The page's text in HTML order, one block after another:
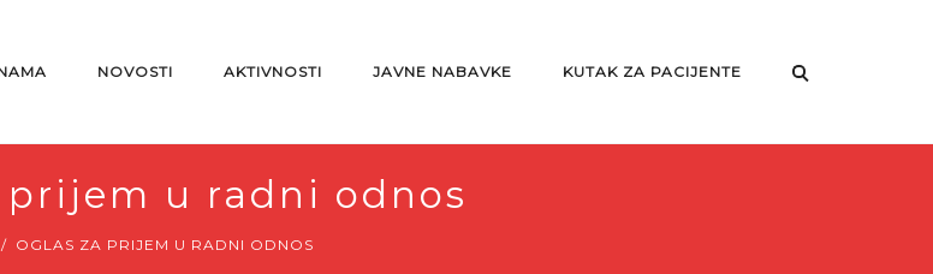
NOVOSTI AKTIVNOSTI JAVNE NABAVKE KUTAK ZA PACIJENTE
prijem u radni odnos
OGLAS ZA PRIJEM U RADNI ODNOS